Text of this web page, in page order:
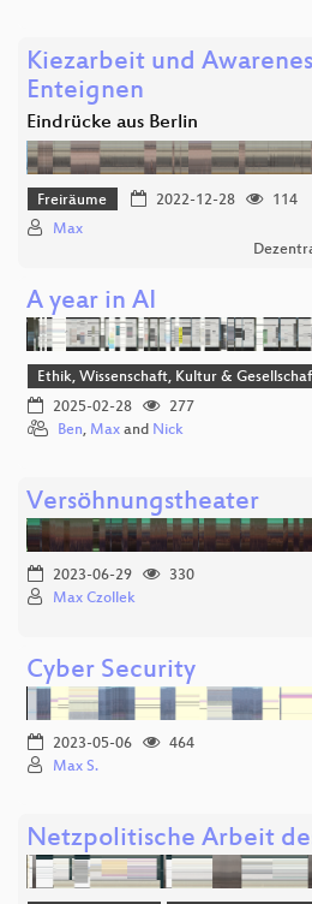
Kiezarbeit und
Enteignen
Eindrücke aus Berlin
Freiräume 2022-12-28
114
Max
A year in AI
Ethik, Wissenschaft, Kultur &
2025-02-28
277
Ben, Max and Nick
Versöhnungstheater
2023-06-29
330
Max Czollek
Cyber Security
2023-05-06
464
Max S.
Netzpolitische Arbeit